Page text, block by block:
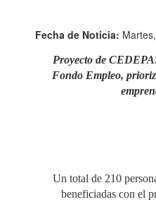
Fecha de Noticia:
Proyecto de
Fondo Empleo,
Un total de 210
beneficiadas con el